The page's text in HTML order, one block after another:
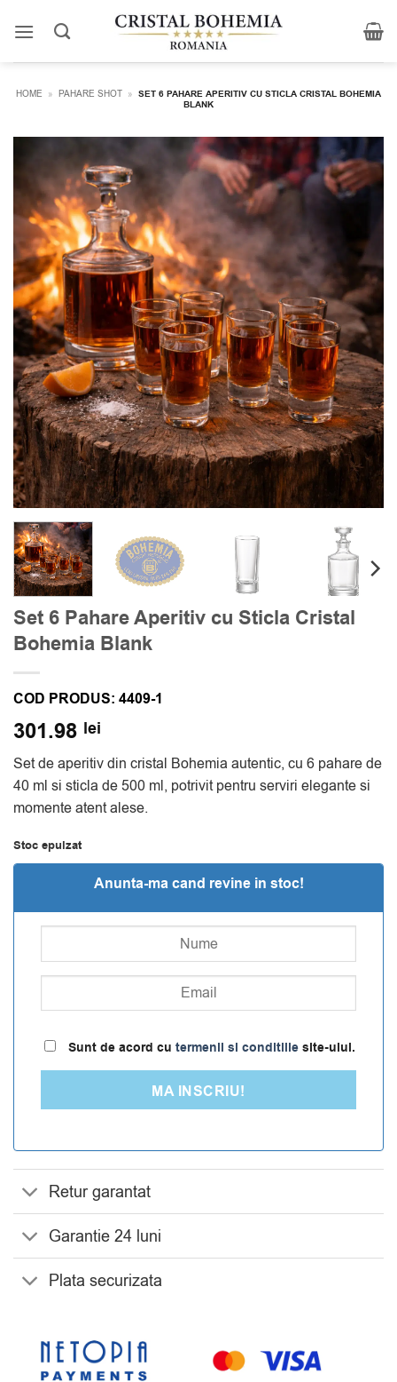
HOME » PAHARE SHOT » SET 6 PAHARE APERITIV CU STICLA CRISTAL BOHEMIA
BLANK
Set 6 Pahare Aperitiv cu Sticla Cristal
Bohemia Blank
COD PRODUS: 4409-1
301.98 lei
Set de aperitiv din cristal Bohemia autentic, cu 6 pahare de
40 ml si sticla de 500 ml, potrivit pentru serviri elegante si
momente atent alese.
Stoc epuizat
Anunta-ma cand revine in stoc!
Sunt de acord cu termenii si conditiilesite-ului.
MA INSCRIU!
Retur garantat
Garantie 24 luni
Plata securizata